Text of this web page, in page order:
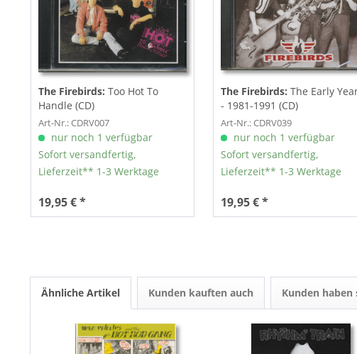
The Firebirds: Too Hot To
Handle (CD)
Art-Nr.: CDRV007
nur noch 1 verfügbar
Sofort versandfertig,
Lieferzeit** 1-3 Werktage
19,95 € *
The Firebirds: The Early
- 1981-1991 (CD)
Art-Nr.: CDRV039
nur noch 1 verfügbar
Sofort versandfertig,
Lieferzeit** 1-3 Werktage
19,95 € *
Ähnliche Artikel Kunden kauften auch Kunden haben